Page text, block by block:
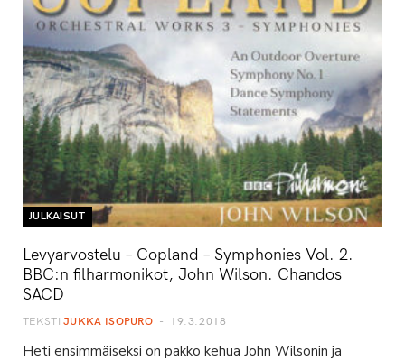
JULKAISUT
Levyarvostelu – Copland – Symphonies Vol. 2.
BBC:n filharmonikot, John Wilson. Chandos
SACD
TEKSTI JUKKA ISOPURO 19.3.2018
Heti ensimmäiseksi on pakko kehua John Wilsonin ja